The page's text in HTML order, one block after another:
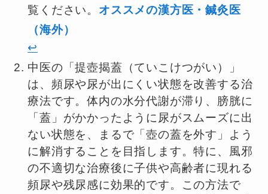
覧ください。 オススメの漢方医・鍼灸医
（海外）
↩︎
中医の「提壺揭蓋（ていこけつがい）」
は、頻尿や尿が出にくい状態を改善する治
療法です。体内の水分代謝が滞り、膀胱に
「蓋」がかかったように尿がスムーズに出
ない状態を、まるで「壺の蓋を外す」よう
に解消することを目指します。特に、風邪
の不適切な治療後に子供や高齢者に現れる
頻尿や残尿感に効果的です。この方法で